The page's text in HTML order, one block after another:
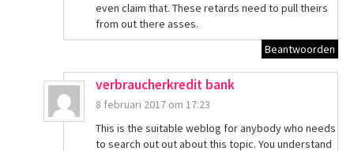
even claim that. These retards need to pull theirs
from out there asses.
Beantwoorden
verbraucherkredit bank
8 februari 2017 om 17:23
This is the suitable weblog for anybody who needs
to search out out about this topic. You understand